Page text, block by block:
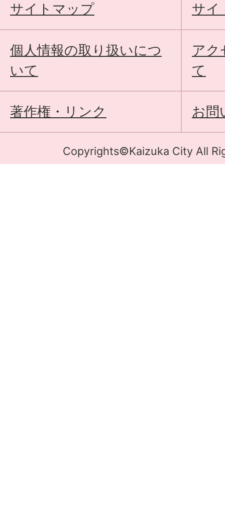
サイトマップ サイ
個人情報の取り扱いにつ
いて
アク
て
著作権・リンク お問
Copyrights©Kaizuka City All